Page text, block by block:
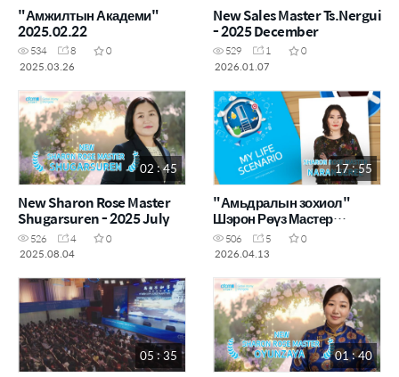
"Амжилтын Академи"
2025.02.22
534 8
0
2025.03.26
New Sales Master Ts.Nergui
- 2025 December
529 1
0
2026.01.07
02 : 45
New Sharon Rose Master
Shugarsuren - 2025 July
526 4
0
2025.08.04
17 : 55
"Амьдралын зохиол"
Шэрон Рөүз Мастер
Ж.Нарангэрэл
506 5
0
2026.04.13
05 : 35 01 : 40